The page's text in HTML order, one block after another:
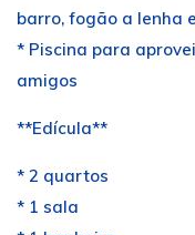
barro, fogão a lenha
* Piscina para
amigos
**Edícula**
* 2 quartos
* 1 sala